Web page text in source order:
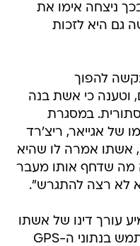
דולר. בכך ניצחה אימו את
גם היא לזכות
להפוך
וטענה כי אשת בנה
במסגרת
של אגייאר, ריצ'רד
אשתו אמרה לו שהיא
מה שדחף אותו מעבר
לא רצה להתגרש".
עורך דינו של אשתו
ביל שרר טיעונים חדשים, והשתמש בנתוני ה-GPS